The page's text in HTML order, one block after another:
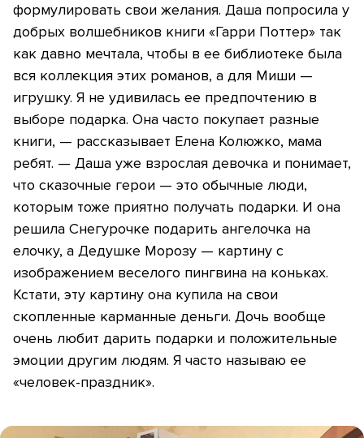
формулировать свои желания. Даша попросила у
добрых волшебников книги «Гарри Поттер» так
как давно мечтала, чтобы в ее библиотеке была
вся коллекция этих романов, а для Миши —
игрушку. Я не удивилась ее предпочтению в
выборе подарка. Она часто покупает разные
книги, — рассказывает Елена Колюжко, мама
ребят. — Даша уже взрослая девочка и понимает,
что сказочные герои — это обычные люди,
которым тоже приятно получать подарки. И она
решила Снегурочке подарить ангелочка на
елочку, а Дедушке Морозу — картину с
изображением веселого пингвина на коньках.
Кстати, эту картину она купила на свои
скопленные карманные деньги. Дочь вообще
очень любит дарить подарки и положительные
эмоции другим людям. Я часто называю ее
«человек-праздник».